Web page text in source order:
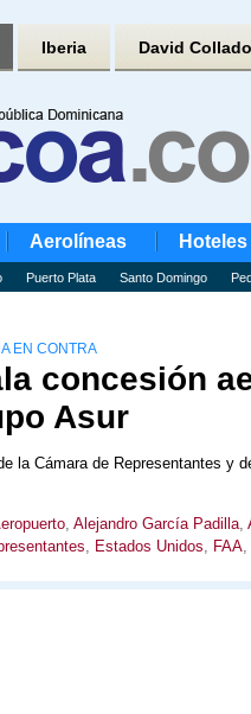
Iberia David Collado
Aerolíneas Hoteles
Puerto Plata Santo Domingo
EN CONTRA
concesión
Asur
la Cámara de Representantes y
, Alejandro García Padilla,
, Estados Unidos, FAA,